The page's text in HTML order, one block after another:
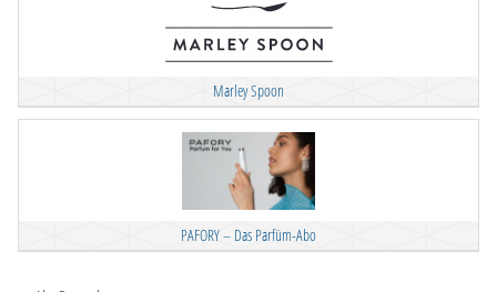
Marley Spoon
PAFORY – Das Parfüm-Abo